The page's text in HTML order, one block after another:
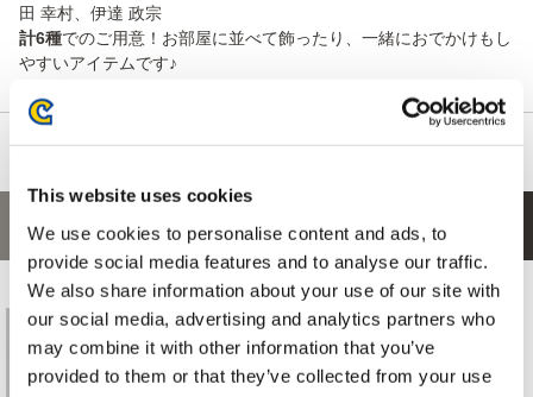
This website uses cookies
We use cookies to personalise content and ads, to
provide social media features and to analyse our traffic.
We also share information about your use of our site with
our social media, advertising and analytics partners who
may combine it with other information that you’ve
provided to them or that they’ve collected from your use
田 幸村、伊達 政宗
計6種でのご用意！お部屋に並べて飾ったり、一緒におでかけもし
やすいアイテムです♪
あなたにおすすめの商品